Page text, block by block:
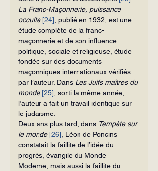
La Franc-Maçonnerie, puissance
occulte [24] , publié en 1932, est une
étude complète de la franc-
maçonnerie et de son influence
politique, sociale et religieuse, étude
fondée sur des documents
maçonniques internationaux vérifiés
par l’auteur. Dans Les Juifs maîtres du
monde [25] , sorti la même année,
l’auteur a fait un travail identique sur
le judaïsme.
Deux ans plus tard, dans Tempête sur
le monde [26] , Léon de Poncins
constatait la faillite de l’idée du
progrès, évangile du Monde
Moderne, mais aussi la faillite du